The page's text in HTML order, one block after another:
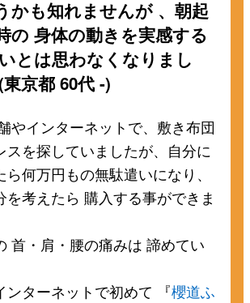
かも知れませんが 、朝起
の 身体の動きを実感する
とは思わなくなりまし
京都 60代 -)
やインターネットで、敷き布団
スを探していましたが、自分に
何万円もの無駄遣いになり、
を考えたら 購入する事ができま
首・肩・腰の痛みは 諦めてい
ンターネットで初めて 『櫻道ふ